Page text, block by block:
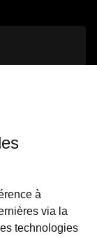
à
via la
technologies